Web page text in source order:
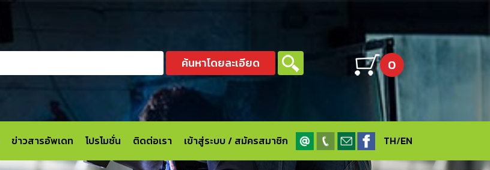
ค้นหาโดยละเอียด 0
ข่าวสารอัพเดท โปรโมชั่น ติดต่อเรา เข้าสู่ระบบ / สมัครสมาชิก TH/EN